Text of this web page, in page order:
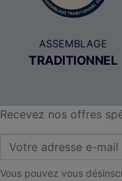
ASSEMBLAGE
TRADITIONNEL
Recevez nos offres
Vous pouvez vous